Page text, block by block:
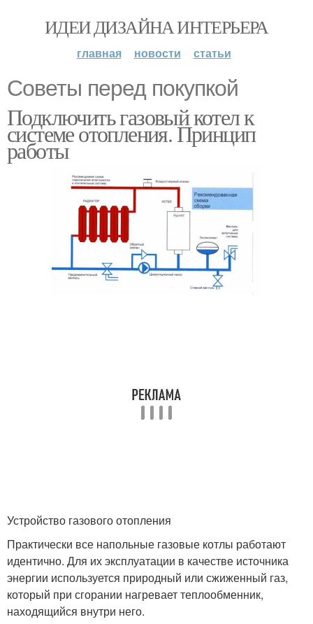
ИДЕИ ДИЗАЙНА ИНТЕРЬЕРА
главная новости статьи
Советы перед покупкой
Подключить газовый котел к
системе отопления. Принцип
работы
Устройство газового отопления
Практически все напольные газовые котлы работают
идентично. Для их эксплуатации в качестве источника
энергии используется природный или сжиженный газ,
который при сгорании нагревает теплообменник,
находящийся внутри него.